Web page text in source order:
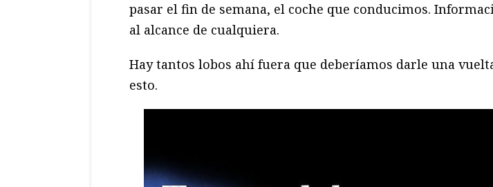
pasar el fin de semana, el coche que conducimos.
al alcance de cualquiera.
Hay tantos lobos ahí fuera que deberíamos darle una
esto.